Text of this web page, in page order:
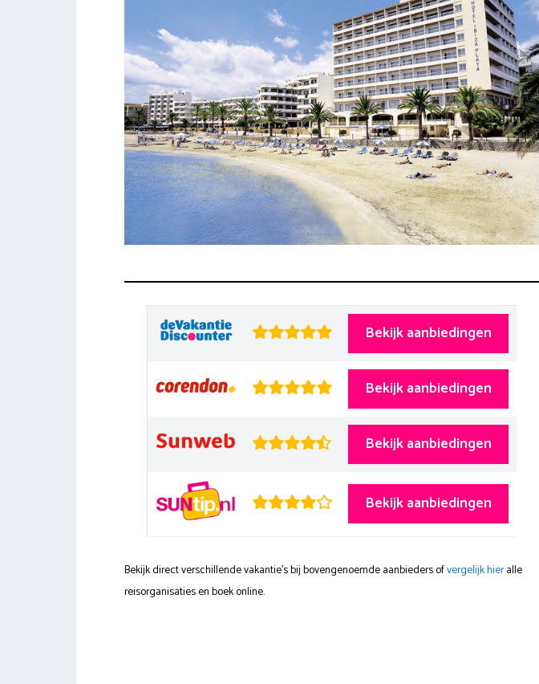
Bekijk aanbiedingen
Bekijk aanbiedingen
Bekijk aanbiedingen
Bekijk aanbiedingen
Bekijk direct verschillende vakantie's bij bovengenoemde aanbieders ofvergelijk hieralle
reisorganisaties en boek online.